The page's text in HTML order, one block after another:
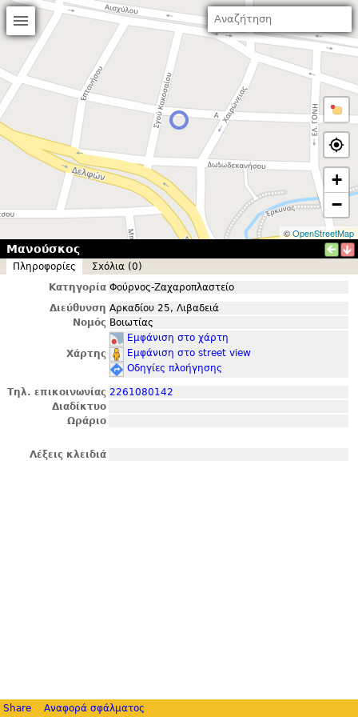
+
−
©OpenStreetMap
Μανούσκος
Πληροφορίες
Σxόλια (0)
Κατηγορία Φούρνος-Ζαχαροπλαστείο
Διεύθυνση Αρκαδίου 25, Λιβαδειά
Νομός Βοιωτίας
Χάρτης
Εμφάνιση στο χάρτη
Εμφάνιση στο street view
Οδηγίες πλοήγησης
Τηλ. επικοινωνίας 2261080142
Διαδίκτυο
Ωράριο
Λέξεις κλειδιά
Share Αναφορά σφάλματος